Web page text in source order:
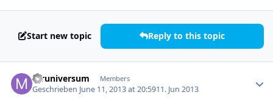
Start new topic Reply to this topic
mruniversum Members
Geschrieben June 11, 2013 at 20:5911. Jun 2013